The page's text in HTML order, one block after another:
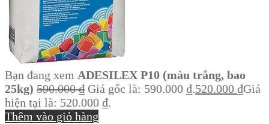
Bạn đang xem ADESILEX P10 (màu trắng, bao
25kg) 590.000₫ Giá gốc là: 590.000 ₫.520.000 ₫Giá
hiện tại là: 520.000 ₫.
Thêm vào giỏ hàng